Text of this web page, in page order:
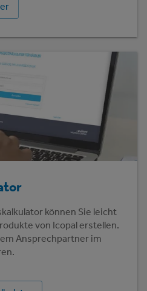
können Sie leicht
von Icopal erstellen.
Ansprechpartner im